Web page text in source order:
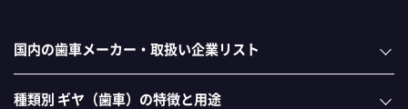
国内の歯車メーカー・取扱い企業リスト
種類別 ギヤ（歯車）の特徴と用途